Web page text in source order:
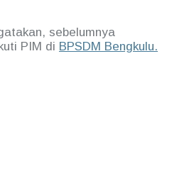
sebelumnya
PIM di BPSDM Bengkulu.